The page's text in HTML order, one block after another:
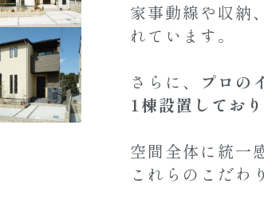
家事動線や収納
れています。
さらに、
プロの
1棟設置してお
空間全体に統一
これらのこだわ